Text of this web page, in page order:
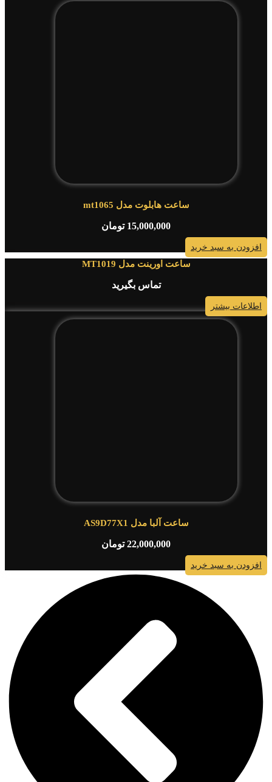
ساعت هابلوت مدل mt1065
15,000,000 تومان
افزودن به سبد خرید
ساعت اورینت مدل MT1019
تماس بگیرید
اطلاعات بیشتر
ساعت آلبا مدل AS9D77X1
22,000,000 تومان
افزودن به سبد خرید